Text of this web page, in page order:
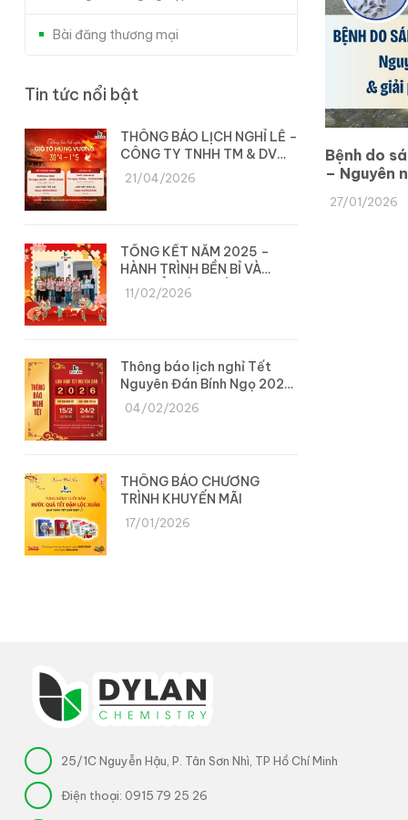
Bệnh do
– Nguyên
pháp
27/01/2026
Bài đăng thương mại
Tin tức nổi bật
THÔNG BÁO LỊCH NGHỈ LỄ –
CÔNG TY TNHH TM & DV
DYLAN
21/04/2026
TỔNG KẾT NĂM 2025 –
HÀNH TRÌNH BỀN BỈ VÀ
CHUYỂN MÌNH CÙNG DYLAN
11/02/2026
Thông báo lịch nghỉ Tết
Nguyên Đán Bính Ngọ 2026
– Công ty Dylan
04/02/2026
THÔNG BÁO CHƯƠNG
TRÌNH KHUYẾN MÃI
17/01/2026
25/1C Nguyễn Hậu, P. Tân Sơn Nhì, TP Hồ Chí Minh
Điện thoại: 0915 79 25 26